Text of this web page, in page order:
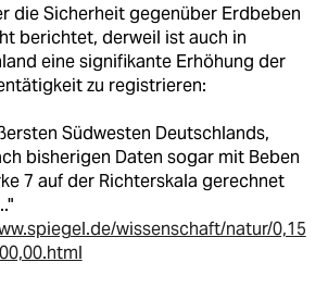
die Sicherheit gegenüber Erdbeben
berichtet, derweil ist auch in
eine signifikante Erhöhung der
zu registrieren:
Südwesten Deutschlands,
bisherigen Daten sogar mit Beben
7 auf der Richterskala gerechnet
wissenschaft/natur/0,15